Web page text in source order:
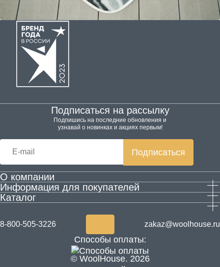
О компании
Производство
Контактная информация
Акции
Информация для покупателей
Гарантия и возврат
Согласие на обработку персональных данных
Согласие на получение рекламы
Каталог
Одежда
Товары для здоровья из шерсти
Подписаться на рассылку
Подпишись на последние обновления и
узнавай о новинках и акциях первым!
Подписаться
8-800-505-3226 zakaz@woolhouse.ru
© WoolHouse. 2026
Способы оплаты: